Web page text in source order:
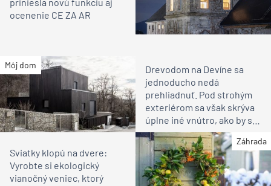
TEXT: ĽUDOVÍT PETRÁNSKY; FOTO: IMET, IGOR
Článok bol uverejnený v časopiseASB 8-9/2017.